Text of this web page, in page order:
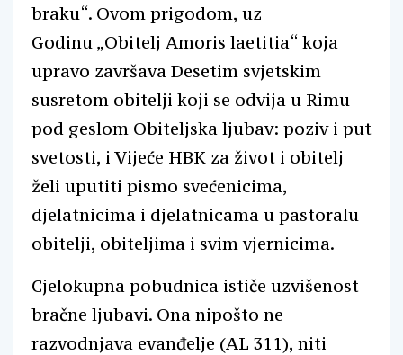
braku“. Ovom prigodom, uz
Godinu „Obitelj Amoris laetitia“ koja
upravo završava Desetim svjetskim
susretom obitelji koji se odvija u Rimu
pod geslom Obiteljska ljubav: poziv i put
svetosti, i Vijeće HBK za život i obitelj
želi uputiti pismo svećenicima,
djelatnicima i djelatnicama u pastoralu
obitelji, obiteljima i svim vjernicima.
Cjelokupna pobudnica ističe uzvišenost
bračne ljubavi. Ona nipošto ne
razvodnjava evanđelje (AL 311), niti